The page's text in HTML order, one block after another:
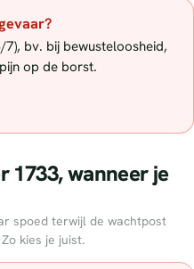
7), bv. bij bewusteloosheid,
op de borst.
1733, wanneer je
spoed terwijl de wachtpost
kies je juist.